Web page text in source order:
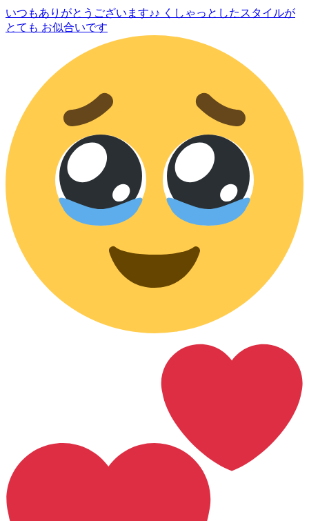
いつもありがとうございます♪♪ くしゃっとしたスタイルが
とても お似合いです